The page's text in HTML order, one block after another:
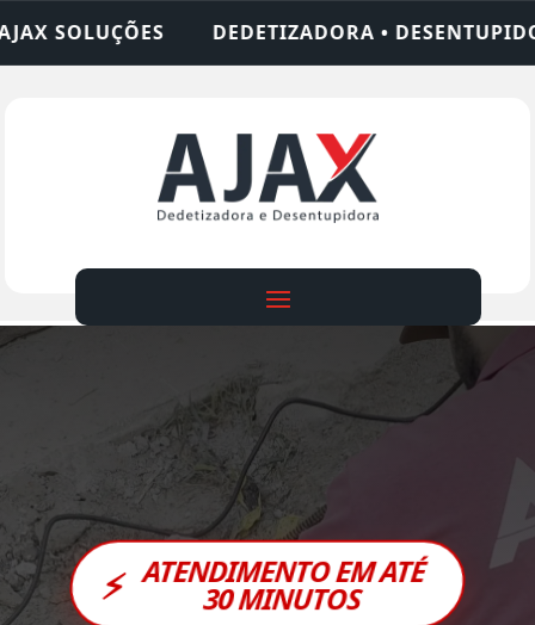
• DESENTUPIDORA • LIMPEZA DE
⚡ ATENDIMENTO EM ATÉ
30 MINUTOS